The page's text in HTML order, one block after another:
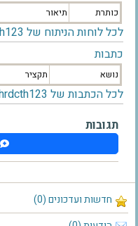
חדשות ועדכונים (0)
כותרת תיאור
לכל לוחות הניתוח של schrdcth123
כתבות
נושא תקציר
לכל הכתבות של schrdcth123
תגובות